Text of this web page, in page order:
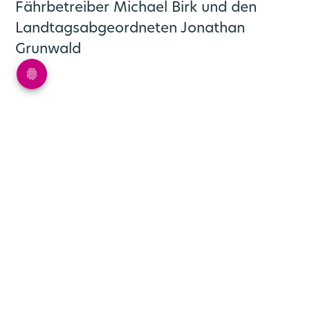
Fährbetreiber Michael Birk und den
Landtagsabgeordneten Jonathan
Grunwald